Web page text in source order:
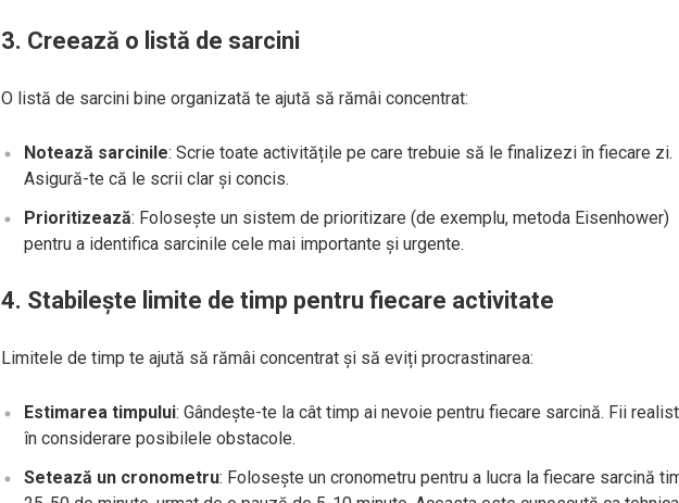
3. Creează o listă de sarcini
O listă de sarcini bine organizată te ajută să rămâi concentrat:
Notează sarcinile: Scrie toate activitățile pe care trebuie să le finalizezi în fiecare zi.
Asigură-te că le scrii clar și concis.
Prioritizează: Folosește un sistem de prioritizare (de exemplu, metoda Eisenhower)
pentru a identifica sarcinile cele mai importante și urgente.
4. Stabilește limite de timp pentru fiecare activitate
Limitele de timp te ajută să rămâi concentrat și să eviți procrastinarea:
Estimarea timpului: Gândește-te la cât timp ai nevoie pentru fiecare sarcină. Fii
în considerare posibilele obstacole.
Setează un cronometru: Folosește un cronometru pentru a lucra la fiecare sarcină